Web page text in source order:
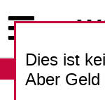
zum
Inhalt
Dies ist
Aber